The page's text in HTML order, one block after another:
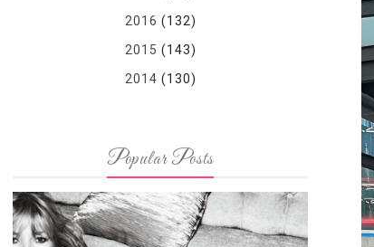
2016 (132)
2015 (143)
2014 (130)
Popular Posts